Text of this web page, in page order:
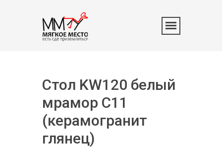
Стол KW120 белый
мрамор C11
(керамогранит
глянец)